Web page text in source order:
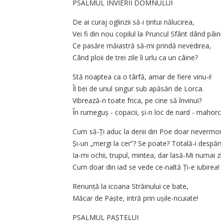
PSALMUL ÎNVIERII DOMNULUI
De ai curaj oglinzii să-i țintui nălucirea,
Vei fi din nou copilul la Pruncul Sfânt dând
Ce pasăre măiastră să-mi prindă nevedirea,
Când ploii de trei zile îi urlu ca un câine?
Stă noaptea ca o târfă, amar de fiere vinu-i!
Îl bei de unul singur sub apăsări de Lorca.
Vibrează-n toate frica, pe cine să învinui?
În rumeguș - copacii, și-n loc de nard -
Cum să-Ți aduc la denii din Poe doar
Și-un „mergi la cer”? Se poate? Totală-i
Ia-mi ochii, trupul, mintea, dar lasă-Mi numai
Cum doar din iad se vede ce-naltă Ți-e iubirea!
Renunță la icoana Străinului ce bate,
Măcar de Paște, intră prin ușile-ncuiate!
PSALMUL PAȘTELUI